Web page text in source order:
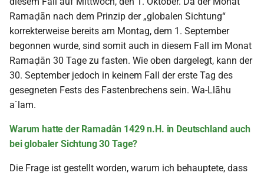
Ramaḍān nach dem Prinzip der „globalen Sichtung“
korrekterweise bereits am Montag, dem 1. September
begonnen wurde, sind somit auch in diesem Fall im Monat
Ramaḍān 30 Tage zu fasten. Wie oben dargelegt, kann der
30. September jedoch in keinem Fall der erste Tag des
gesegneten Fests des Fastenbrechens sein. Wa-Llāhu
a`lam.
Warum hatte der Ramadân 1429 n.H. in Deutschland auch
bei globaler Sichtung 30 Tage?
Die Frage ist gestellt worden, warum ich behauptete, dass